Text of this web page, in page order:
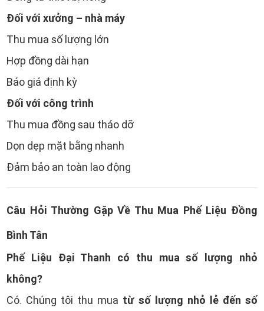
Đối với xưởng – nhà máy
Thu mua số lượng lớn
Hợp đồng dài hạn
Báo giá định kỳ
Đối với công trình
Thu mua đồng sau tháo dỡ
Dọn dẹp mặt bằng nhanh
Đảm bảo an toàn lao động
Câu Hỏi Thường Gặp Về Thu Mua Phế Liệu Đồng
Bình Tân
Phế Liệu Đại Thanh có thu mua số lượng nhỏ
không?
Có. Chúng tôi thu mua từ số lượng nhỏ lẻ đến số